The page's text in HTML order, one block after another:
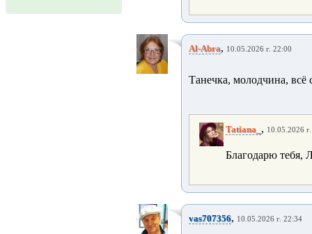
Al-Abra, 10.05.2026 г. 22:00
Танечка, молодчина, всё
Tatiana_ , 10.05.2026
Благодарю тебя,
vas707356, 10.05.2026 г. 22:34